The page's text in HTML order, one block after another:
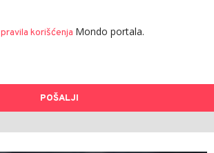
pravila korišćenja Mondo portala.
POŠALJI